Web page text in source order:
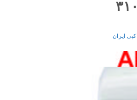
کپی ایران